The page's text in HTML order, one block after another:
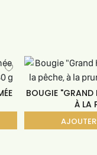
BOUGIE "GRAND
À LA